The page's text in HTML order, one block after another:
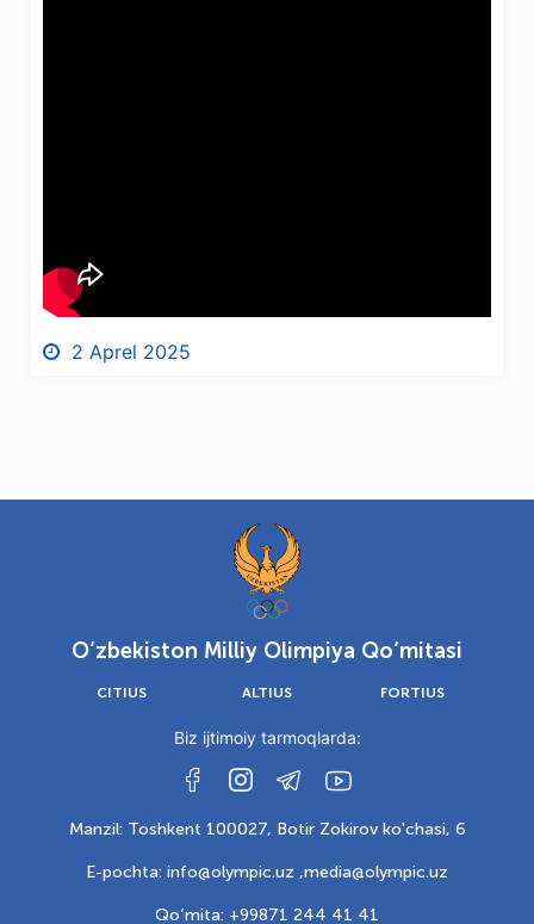
2 Aprel 2025
O‘zbekiston Milliy Olimpiya Qo‘mitasi
CITIUS ALTIUS FORTIUS
Biz ijtimoiy tarmoqlarda:
Manzil: Toshkent 100027, Botir Zokirov ko'chasi, 6
E-pochta: info@olympic.uz ,media@olympic.uz
Qo‘mita: +99871 244 41 41